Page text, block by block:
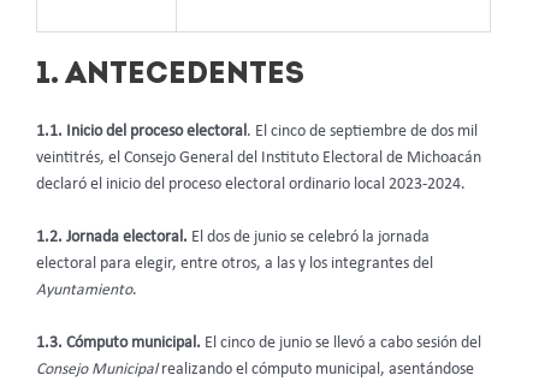
1. ANTECEDENTES
1.1. Inicio del proceso electoral . El cinco de septiembre de dos mil
veintitrés, el Consejo General del Instituto Electoral de Michoacán
declaró el inicio del proceso electoral ordinario local 2023-2024.
1.2. Jornada electoral. El dos de junio se celebró la jornada
electoral para elegir, entre otros, a las y los integrantes del
Ayuntamiento.
1.3. Cómputo municipal. El cinco de junio se llevó a cabo sesión del
Consejo Municipalrealizando el cómputo municipal, asentándose